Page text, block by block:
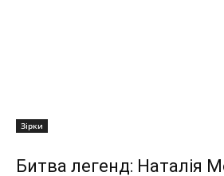
Зірки
Битва легенд: Наталія